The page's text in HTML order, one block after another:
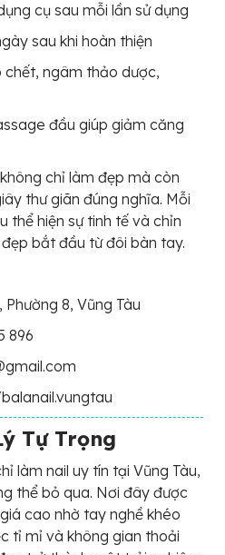
cụ sau mỗi lần sử dụng
sau khi hoàn thiện
ngâm thảo dược,
đầu giúp giảm căng
chỉ làm đẹp mà còn
thư giãn đúng nghĩa. Mỗi
thể hiện sự tinh tế và chỉn
bắt đầu từ đôi bàn tay.
8, Vũng Tàu
896
Tự Trọng
làm nail uy tín tại Vũng Tàu,
thể bỏ qua. Nơi đây được
cao nhờ tay nghề khéo
tỉ mỉ và không gian thoải